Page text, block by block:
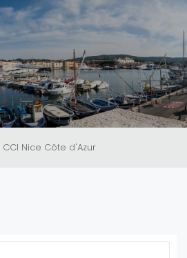
CCI Nice Côte d'Azur